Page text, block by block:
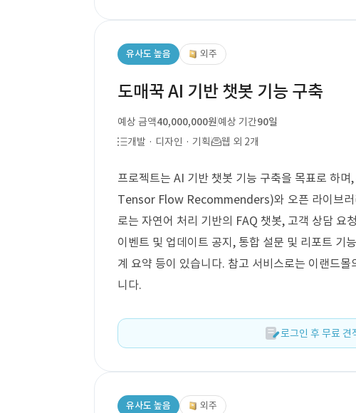
유사도 높음 외주
도매꾹 AI 기반 챗봇 기능 구축
예상 금액40,000,000원예상 기간90일
개발 · 디자인 · 기획
웹 외 2개
프로젝트는 AI 기반 챗봇 기능 구축을 목표로 하
Tensor Flow Recommenders)와 오픈 라이브
로는 자연어 처리 기반의 FAQ 챗봇, 고객 상담 요
이벤트 및 업데이트 공지, 통합 설문 및 리포트 기
계 요약 등이 있습니다. 참고 서비스로는 이랜드
니다.
로그인 후 무료 견
유사도 높음 외주